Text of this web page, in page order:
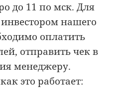
до 11 по мск. Для
инвестором нашего
оплатить
отправить чек в
менеджеру.
это работает: